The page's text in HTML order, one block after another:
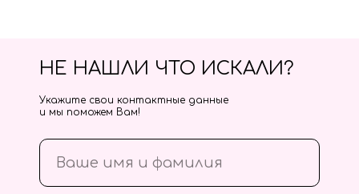
НЕ НАШЛИ ЧТО ИСКАЛИ?
Укажите свои контактные данные
и мы поможем Вам!